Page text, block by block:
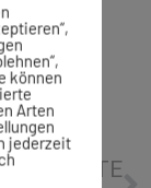
NÄCHSTE
können
Arten
jederzeit